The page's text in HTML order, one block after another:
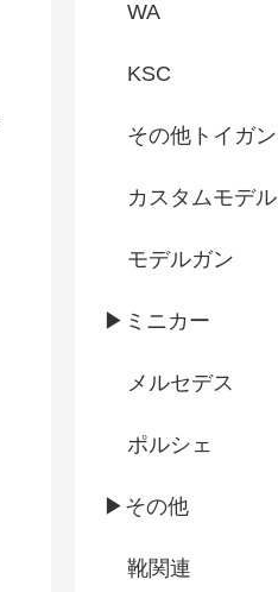
WA
KSC
その他トイガン
カスタムモデル
モデルガン
▶ミニカー
メルセデス
ポルシェ
▶その他
靴関連